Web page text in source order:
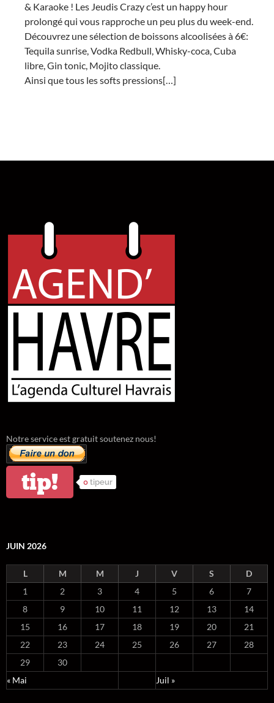
& Karaoke ! Les Jeudis Crazy c’est un happy hour
prolongé qui vous rapproche un peu plus du week-end.
Découvrez une sélection de boissons alcoolisées à 6€:
Tequila sunrise, Vodka Redbull, Whisky-coca, Cuba
libre, Gin tonic, Mojito classique.
Ainsi que tous les softs pressions[…]
Notre service est gratuit soutenez nous!
tip! 0 tipeur
JUIN 2026
L M M J V S
D
1
2 3 4 5 6
7
8
9 10 11 12 13
14
15
16 17 18 19 20
21
22
23 24 25 26 27
28
29
30
« Mai
Juil »